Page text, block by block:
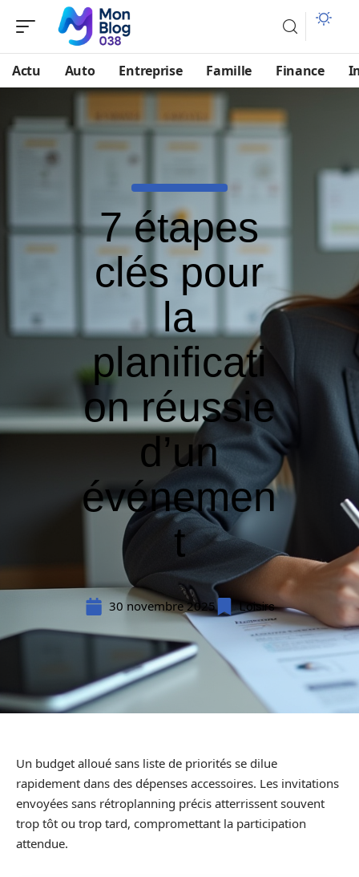
Actu Auto Entreprise Famille Finance
7 étapes
clés pour
la
planificati
on réussie
d’un
événemen
t
30 novembre 2025 Loisirs
Un budget alloué sans liste de priorités se dilue
rapidement dans des dépenses accessoires. Les invitations
envoyées sans rétroplanning précis atterrissent souvent
trop tôt ou trop tard, compromettant la participation
attendue.